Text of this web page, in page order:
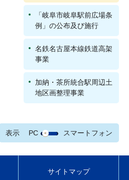
「岐阜市岐阜駅前広場条
例」の公布及び施行
名鉄名古屋本線鉄道高架
事業
加納・茶所統合駅周辺土
地区画整理事業
表示 PC スマートフォン
サイトマップ